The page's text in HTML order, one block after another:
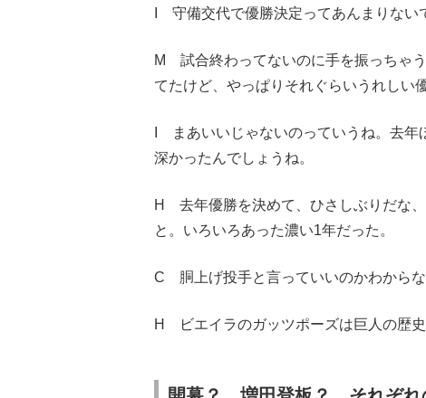
I 守備交代で優勝決定ってあんまりない
M 試合終わってないのに手を振っちゃ
てたけど、やっぱりそれぐらいうれしい
I まあいいじゃないのっていうね。去年
深かったんでしょうね。
H 去年優勝を決めて、ひさしぶりだな
と。いろいろあった濃い1年だった。
C 胴上げ投手と言っていいのかわからな
H ビエイラのガッツポーズは巨人の歴史